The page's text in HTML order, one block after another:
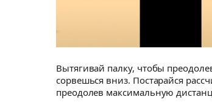
Вытягивай палку, чтобы
сорвешься вниз. Постарайся
преодолев максимальную